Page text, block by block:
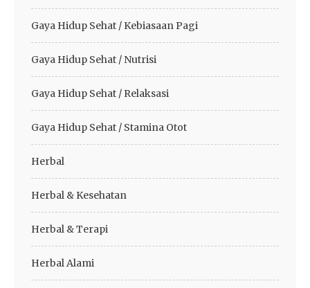
Gaya Hidup Sehat / Kebiasaan Pagi
Gaya Hidup Sehat / Nutrisi
Gaya Hidup Sehat / Relaksasi
Gaya Hidup Sehat / Stamina Otot
Herbal
Herbal & Kesehatan
Herbal & Terapi
Herbal Alami